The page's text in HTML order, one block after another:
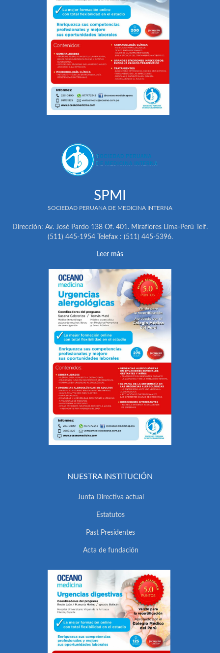
SPMI
SOCIEDAD PERUANA DE MEDICINA INTERNA
Dirección: Av. José Pardo 138 Of. 401. Miraflores Lima-Perú Telf.
(511) 445-1954 Telefax : (511) 445-5396.
Leer más
NUESTRA INSTITUCIÓN
Junta Directiva actual
Estatutos
Past Presidentes
Acta de fundación